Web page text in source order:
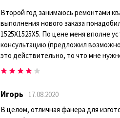
Второй год занимаюсь ремонтами
выполнения нового заказа
1525Х1525Х5. По цене меня вполне
консультацию (предложил
это действительно, то что мне
Игорь
17.08.2020
В целом, отличная фанера для